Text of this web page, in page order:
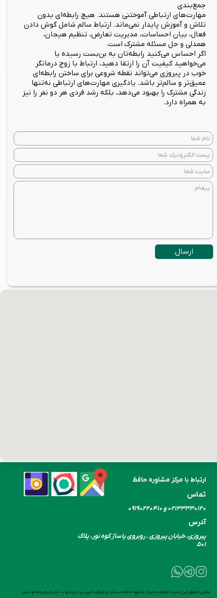
جمع‌بندی
مهارت‌های ارتباطی آموختنی هستند. هیچ رابطه‌ای بدون
تلاش و آموزش پایدار نمی‌ماند. ارتباط سالم شامل گوش دادن
فعال، بیان احساسات، مدیریت تعارض، تنظیم هیجان،
همدلی و حل مسئله مشترک است.
اگر احساس می‌کنید رابطه‌تان به بن‌بست رسیده یا
می‌خواهید کیفیت آن را ارتقا دهید، ارتباط با زوج درمانگر
خوب در پیروزی می‌تواند نقطه شروعی برای ساختن رابطه‌ای
عمیق‌تر و سالم‌تر باشد. یادگیری مهارت‌های ارتباطی نه‌تنها
زندگی مشترک را بهبود می‌دهد، بلکه رشد فردی هر دو نفر را نیز
به همراه دارد.
ارسال
تمامی حقوق این سایت متعلق به مرکز مشاوره حافظ میباشد و هرگونه کپی برداری تنها با ذکر منبع بلامانع است.
تماس
۰۲۱۳۳۳۳۰​​​​​​​۱۲۰ و ۰۹۱۹۰۲۲۰۴۱۰
آدرس
پیروزی، خیابان پیروزی . روبروی پاساژ کوه نور، پلاک
۵۰۱
ارتباط با مرکز مشاوره حافظ